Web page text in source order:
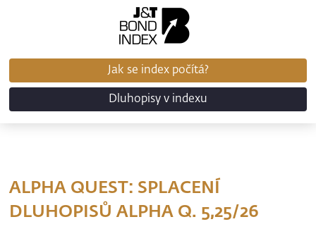
Jak se index počítá?
Dluhopisy v indexu
ALPHA QUEST: SPLACENÍ
DLUHOPISŮ ALPHA Q. 5,25/26